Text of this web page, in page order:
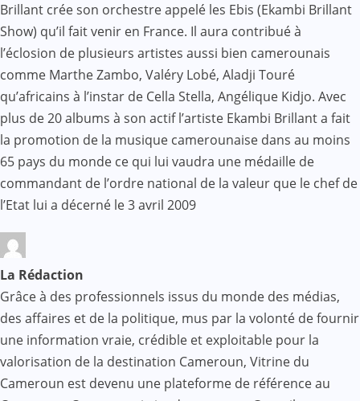
Brillant crée son orchestre appelé les Ebis (Ekambi Brillant
Show) qu’il fait venir en France. Il aura contribué à
l’éclosion de plusieurs artistes aussi bien camerounais
comme Marthe Zambo, Valéry Lobé, Aladji Touré
qu’africains à l’instar de Cella Stella, Angélique Kidjo. Avec
plus de 20 albums à son actif l’artiste Ekambi Brillant a fait
la promotion de la musique camerounaise dans au moins
65 pays du monde ce qui lui vaudra une médaille de
commandant de l’ordre national de la valeur que le chef de
l’Etat lui a décerné le 3 avril 2009
La Rédaction
Grâce à des professionnels issus du monde des médias,
des affaires et de la politique, mus par la volonté de fournir
une information vraie, crédible et exploitable pour la
valorisation de la destination Cameroun, Vitrine du
Cameroun est devenu une plateforme de référence au